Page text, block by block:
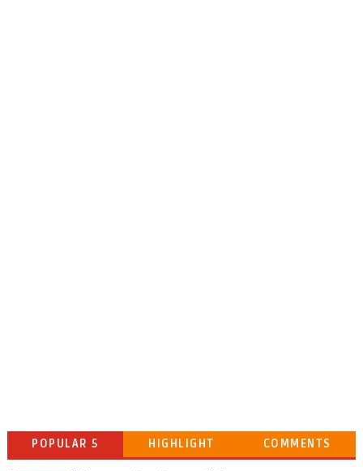
POPULAR 5 HIGHLIGHT COMMENTS